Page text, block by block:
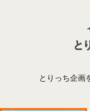
とりっち企画